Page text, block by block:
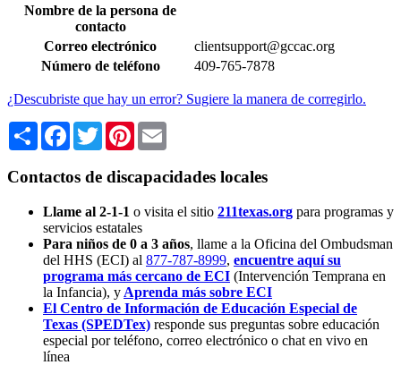
Nombre de la persona de
contacto
Correo electrónico
clientsupport@gccac.org
Número de teléfono
409-765-7878
¿Descubriste que hay un error? Sugiere la manera de corregirlo.
Share Facebook
TwitterPinterest
Contactos de discapacidades locales
Llame al 2-1-1 o visita el sitio 211texas.org para programas y
servicios estatales
Para niños de 0 a 3 años, llame a la Oficina del Ombudsman
del HHS (ECI) al 877-787-8999, encuentre aquí su
programa más cercano de ECI (Intervención Temprana en
la Infancia), y Aprenda más sobre ECI
El Centro de Información de Educación Especial de
Texas (SPEDTex) responde sus preguntas sobre educación
especial por teléfono, correo electrónico o chat en vivo en
línea